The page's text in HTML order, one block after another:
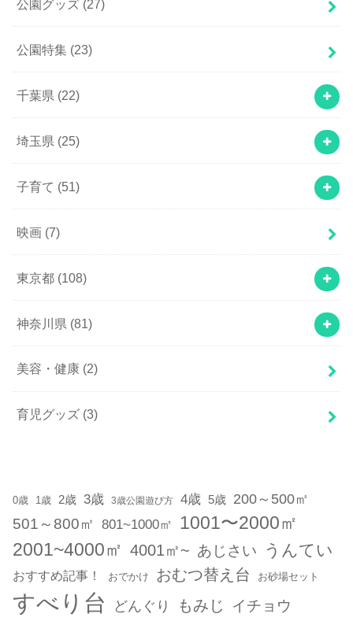
公園グッズ (27)
公園特集 (23)
千葉県 (22)
埼玉県 (25)
子育て (51)
映画 (7)
東京都 (108)
神奈川県 (81)
美容・健康 (2)
育児グッズ (3)
0歳 1歳 2歳 3歳 3歳公園遊び方 4歳 5歳 200～500㎡
501～800㎡ 801~1000㎡
1001〜2000㎡
2001~4000㎡ 4001㎡~ あじさい うんてい
おすすめ記事！ おでかけ おむつ替え台 お砂場セット
すべり台 どんぐり もみじ
イチョウ